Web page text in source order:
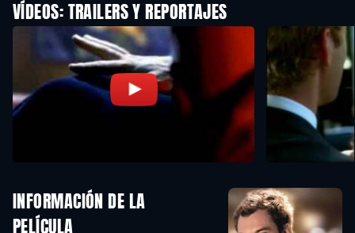
VÍDEOS: TRAILERS Y REPORTAJES
INFORMACIÓN DE LA
PELÍCULA